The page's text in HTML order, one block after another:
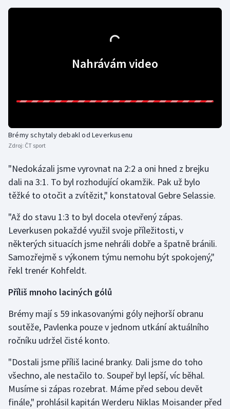
Sportovní střelba
Stolní tenis
Triatlon
Veslování
Vodní slalom
Volejbal
Ostatní
Nahrávám video
Brémy schytaly debakl od Leverkusenu
Zdroj: ČT sport
"Nedokázali jsme vyrovnat na 2:2 a oni hned z brejku
dali na 3:1. To byl rozhodující okamžik. Pak už bylo
těžké to otočit a zvítězit," konstatoval Gebre Selassie.
"Až do stavu 1:3 to byl docela otevřený zápas.
Leverkusen pokaždé využil svoje příležitosti, v
některých situacích jsme nehráli dobře a špatně bránili.
Samozřejmě s výkonem týmu nemohu být spokojený,"
řekl trenér Kohfeldt.
Příliš mnoho laciných gólů
Brémy mají s 59 inkasovanými góly nejhorší obranu
soutěže, Pavlenka pouze v jednom utkání aktuálního
ročníku udržel čisté konto.
"Dostali jsme příliš laciné branky. Dali jsme do toho
všechno, ale nestačilo to. Soupeř byl lepší, víc běhal.
Musíme si zápas rozebrat. Máme před sebou devět
finále," prohlásil kapitán Werderu Niklas Moisander před